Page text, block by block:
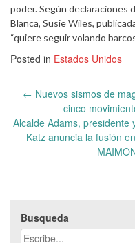
poder. Según declaraciones
Blanca, Susie Wiles,
“quiere seguir volando
Posted in Estados Unidos
Post
← Nuevos sismos de
cinco
Alcalde Adams, presidente
Katz anuncia la fusión
Busqueda